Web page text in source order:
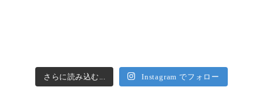
さらに読み込む... Instagram でフォロー